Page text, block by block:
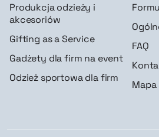
Produkcja odzieży i
akcesoriów
Gifting as a Service
Gadżety dla firm na event
Odzież sportowa dla firm
FAQ